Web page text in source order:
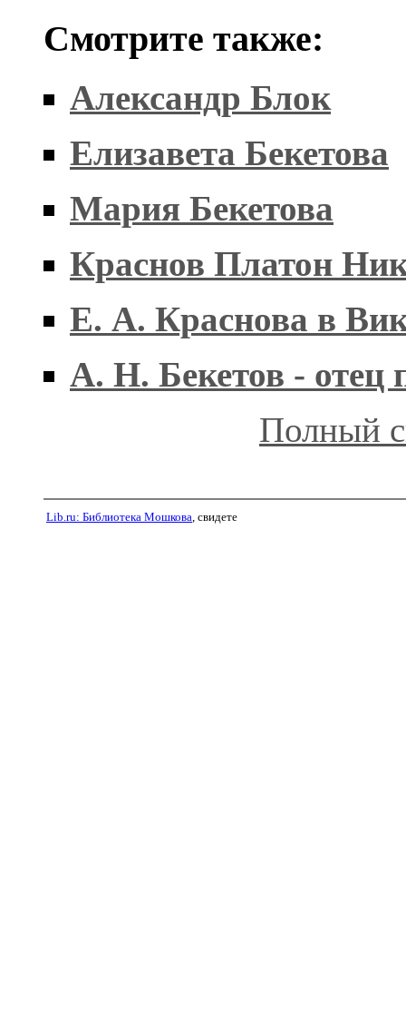
Смотрите также:
Александр Блок
Елизавета Бекетова
Мария Бекетова
Краснов Платон
Е. А. Краснова в
А. Н. Бекетов - отец
Полный
Lib.ru: Библиотека Мошкова , свидете